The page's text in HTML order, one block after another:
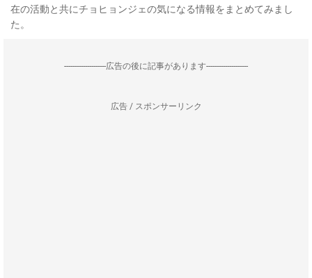
在の活動と共にチョヒョンジェの気になる情報をまとめてみまし
た。
--------------------広告の後に記事があります--------------------
広告 / スポンサーリンク